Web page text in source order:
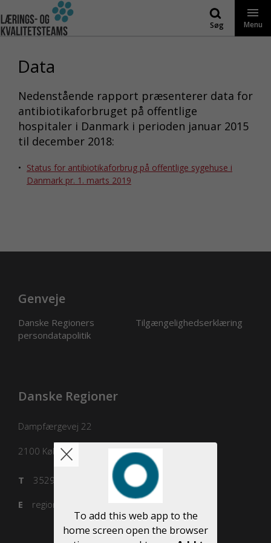
til
indhold
Søg Menu
Data
Nedenstående rapport præsenterer data for
antibiotikaforbruget på offentlige
hospitaler i Danmark i perioden januar 2015
til december 2018:
Status for antibiotikaforbrug på offentlige sygehuse i
Danmark pr. 1. marts 2019
Genveje
Danske Regioners
persondatapolitik
Tilgængelighedserklæring
Danske Regioner
Dampfærgevej 22
2100 København Ø
3529 8100
T
regioner@regioner.dk
E
To add this web app to the
home screen open the browser